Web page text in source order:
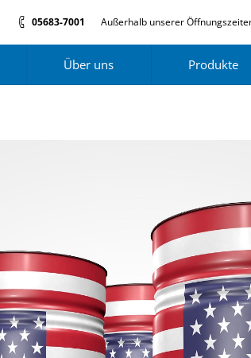
05683-7001 Außerhalb unserer
Über uns Produkte